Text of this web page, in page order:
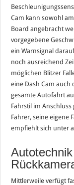
Cam kann sowohl
Board angebracht
vorgegebene
ein Warnsignal
noch ausreichend
möglichen Blitzer
eine Dash Cam auch
gesamte Autofahrt
Fahrstil im
Fahrer, seine eigene
empfiehlt sich unter
Mittlerweile verfügt